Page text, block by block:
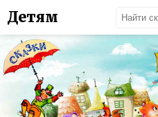
Детям